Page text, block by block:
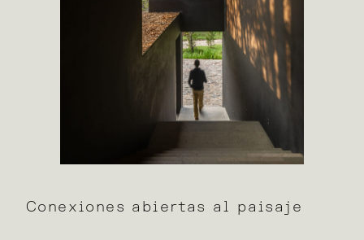
Conexiones abiertas al paisaje